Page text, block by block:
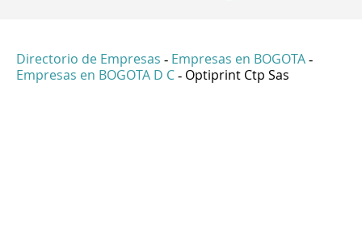
Directorio de Empresas - Empresas en BOGOTA -
Empresas en BOGOTA D C - Optiprint Ctp Sas